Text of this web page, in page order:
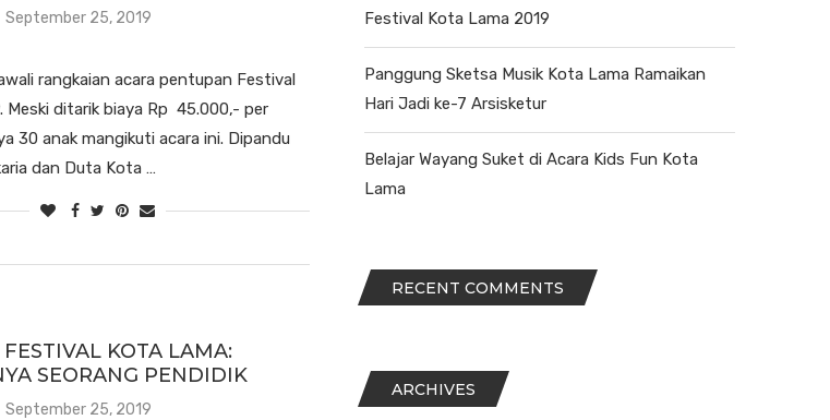
September 25, 2019
rangkaian acara pentupan Festival
Meski ditarik biaya Rp 45.000,- per
30 anak mangikuti acara ini. Dipandu
dan Duta Kota …
KOTA LAMA:
SEORANG PENDIDIK
September 25, 2019
Festival Kota Lama 2019
Panggung Sketsa Musik Kota Lama Ramaikan
Hari Jadi ke-7 Arsisketur
Belajar Wayang Suket di Acara Kids Fun Kota
Lama
RECENT COMMENTS
ARCHIVES